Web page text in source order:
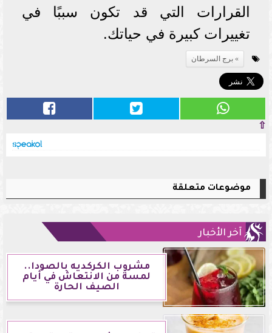
القرارات التي قد تكون سببًا في
تغييرات كبيرة في حياتك.
برج السرطان
⇧
موضوعات متعلقة
آخر الأخبار
مشروب الكركديه بالصودا..
لمسة من الانتعاش في أيام
الصيف الحارة